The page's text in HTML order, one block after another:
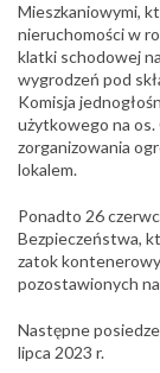
Mieszkaniowymi,
nieruchomości w
klatki schodowej
wygrodzeń pod
Komisja
użytkowego na os.
zorganizowania
lokalem.
Ponadto 26
Bezpieczeństwa,
zatok
pozostawionych
Następne
lipca 2023 r.